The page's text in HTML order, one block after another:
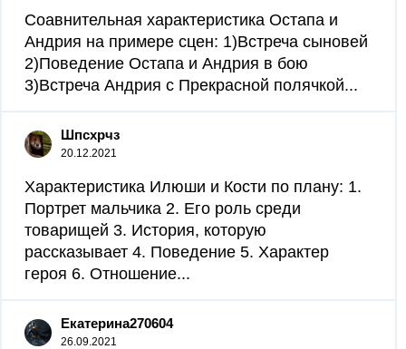
Соавнительная характеристика Остапа и
Андрия на примере сцен: 1)Встреча сыновей
2)Поведение Остапа и Андрия в бою
3)Встреча Андрия с Прекрасной полячкой...
Шпсхрчз
20.12.2021
Характеристика Илюши и Кости по плану: 1.
Портрет мальчика 2. Его роль среди
товарищей 3. История, которую
рассказывает 4. Поведение 5. Характер
героя 6. Отношение...
Екатерина270604
26.09.2021